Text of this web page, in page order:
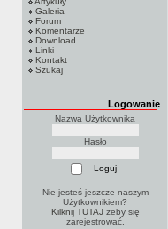
Galeria
Forum
Komentarze
Download
Linki
Kontakt
Szukaj
Logowanie
Nazwa Użytkownika
Hasło
Nie jesteś jeszcze naszym
Użytkownikiem?
Kilknij TUTAJżeby się
zarejestrować.